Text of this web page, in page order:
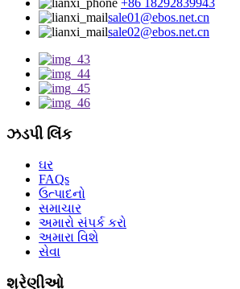
+86 18292839943
sale01@ebos.net.cn
sale02@ebos.net.cn
ઝડપી લિંક
ઘર
FAQs
ઉત્પાદનો
સમાચાર
અમારો સંપર્ક કરો
અમારા વિશે
સેવા
શ્રેણીઓ